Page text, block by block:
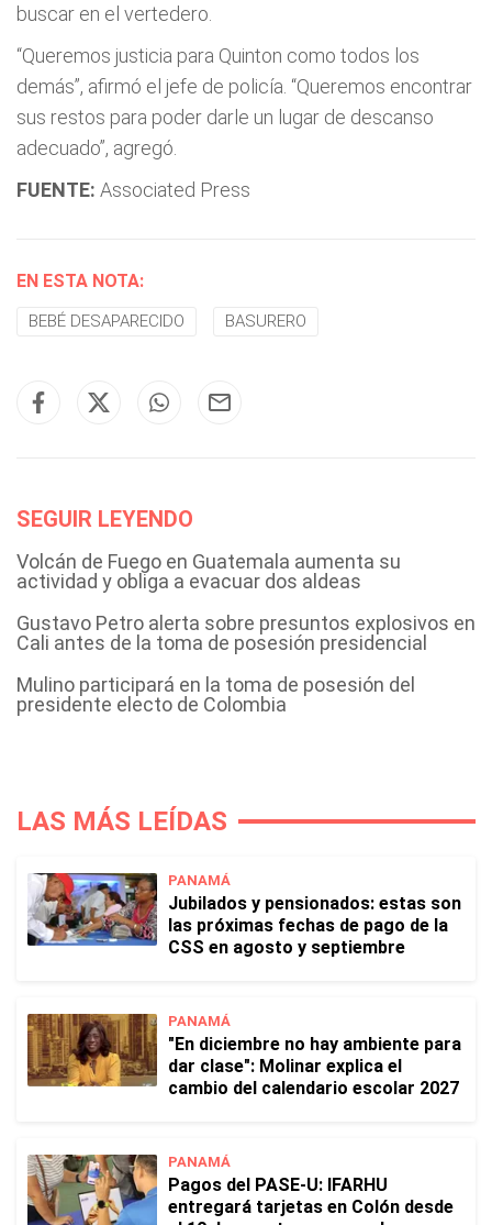
buscar en el vertedero.
“Queremos justicia para Quinton como todos los
demás”, afirmó el jefe de policía. “Queremos encontrar
sus restos para poder darle un lugar de descanso
adecuado”, agregó.
FUENTE: Associated Press
EN ESTA NOTA:
BEBÉ DESAPARECIDO BASURERO
SEGUIR LEYENDO
Volcán de Fuego en Guatemala aumenta su
actividad y obliga a evacuar dos aldeas
Gustavo Petro alerta sobre presuntos explosivos en
Cali antes de la toma de posesión presidencial
Mulino participará en la toma de posesión del
presidente electo de Colombia
LAS MÁS LEÍDAS
PANAMÁ
Jubilados y pensionados: estas son
las próximas fechas de pago de la
CSS en agosto y septiembre
PANAMÁ
"En diciembre no hay ambiente para
dar clase": Molinar explica el
cambio del calendario escolar 2027
PANAMÁ
Pagos del PASE-U: IFARHU
entregará tarjetas en Colón desde